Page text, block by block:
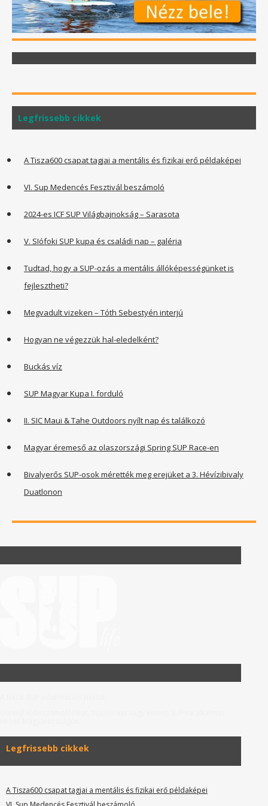
Legfrissebb cikkek
A Tisza600 csapat tagjai a mentális és fizikai erő példaképei
VI. Sup Medencés Fesztivál beszámoló
2024-es ICF SUP Világbajnokság – Sarasota
V. SIófoki SUP kupa és családi nap – galéria
Tudtad, hogy a SUP-ozás a mentális állóképességünket is
fejlesztheti?
Megvadult vizeken – Tóth Sebestyén interjú
Hogyan ne végezzük hal-eledelként?
Buckás víz
SUP Magyar Kupa I. forduló
II. SIC Maui & Tahe Outdoors nyílt nap és találkozó
Magyar éremeső az olaszországi Spring SUP Race-en
Bivalyerős SUP-osok mérették meg erejüket a 3. Hévízibivaly
Duatlonon
Legfrissebb cikkek
A Tisza600 csapat tagjai a mentális és fizikai erő példaképei